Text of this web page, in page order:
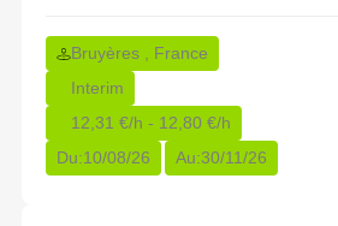
Bruyères , France
Interim
12,31 €/h - 12,80 €/h
Du:10/08/26 Au:30/11/26